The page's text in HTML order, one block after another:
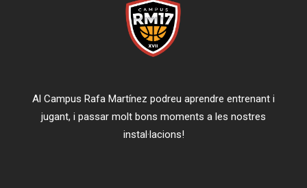
Al Campus Rafa Martínez podreu aprendre entrenant i
jugant, i passar molt bons moments a les nostres
instal·lacions!